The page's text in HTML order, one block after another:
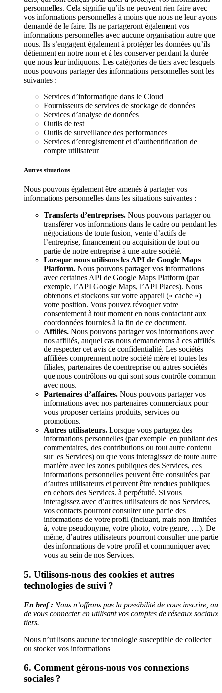
personnelles. Cela signifie qu’ils ne peuvent rien faire avec
vos informations personnelles à moins que nous ne leur ayons
demandé de le faire. Ils ne partageront également vos
informations personnelles avec aucune organisation autre que
nous. Ils s’engagent également à protéger les données qu’ils
détiennent en notre nom et à les conserver pendant la durée
que nous leur indiquons. Les catégories de tiers avec lesquels
nous pouvons partager des informations personnelles sont les
suivantes :
Services d’informatique dans le Cloud
Fournisseurs de services de stockage de données
Services d’analyse de données
Outils de test
Outils de surveillance des performances
Services d’enregistrement et d’authentification de
compte utilisateur
Autres situations
Nous pouvons également être amenés à partager vos
informations personnelles dans les situations suivantes :
Transferts d’entreprises. Nous pouvons partager ou
transférer vos informations dans le cadre ou pendant les
négociations de toute fusion, vente d’actifs de
l’entreprise, financement ou acquisition de tout ou
partie de notre entreprise à une autre société.
Lorsque nous utilisons les API de Google Maps
Platform. Nous pouvons partager vos informations
avec certaines API de Google Maps Platform (par
exemple, l’API Google Maps, l’API Places). Nous
obtenons et stockons sur votre appareil (« cache »)
votre position. Vous pouvez révoquer votre
consentement à tout moment en nous contactant aux
coordonnées fournies à la fin de ce document.
Affiliés. Nous pouvons partager vos informations avec
nos affiliés, auquel cas nous demanderons à ces affiliés
de respecter cet avis de confidentialité. Les sociétés
affiliées comprennent notre société mère et toutes les
filiales, partenaires de coentreprise ou autres sociétés
que nous contrôlons ou qui sont sous contrôle commun
avec nous.
Partenaires d’affaires. Nous pouvons partager vos
informations avec nos partenaires commerciaux pour
vous proposer certains produits, services ou
promotions.
Autres utilisateurs. Lorsque vous partagez des
informations personnelles (par exemple, en publiant des
commentaires, des contributions ou tout autre contenu
sur les Services) ou que vous interagissez de toute autre
manière avec les zones publiques des Services, ces
informations personnelles peuvent être consultées par
d’autres utilisateurs et peuvent être rendues publiques
en dehors des Services. à perpétuité. Si vous
interagissez avec d’autres utilisateurs de nos Services,
vos contacts pourront consulter une partie des
informations de votre profil (incluant, mais non limitées
à, votre pseudonyme, votre photo, votre genre, …). De
même, d’autres utilisateurs pourront consulter une partie
des informations de votre profil et communiquer avec
vous au sein de nos Services.
5. Utilisons-nous des cookies et autres
technologies de suivi ?
En bref : Nous n’offrons pas la possibilité de vous inscrire, ou
de vous connecter en utilisant vos comptes de réseaux sociaux
tiers.
Nous n’utilisons aucune technologie susceptible de collecter
ou stocker vos informations.
6. Comment gérons-nous vos connexions
sociales ?